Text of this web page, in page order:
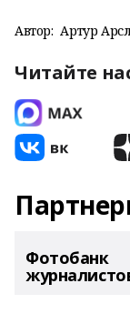
Автор: Артур
Читайте
Фотобанк